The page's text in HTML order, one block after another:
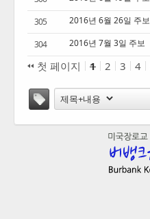
305 2016년 6월 26일 주보
304 2016년 7월 3일 주보
첫 페이지 1 2 3 4